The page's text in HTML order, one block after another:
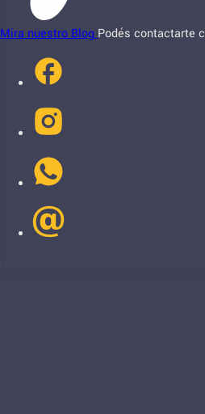
Mira nuestro Blog Podés contactarte